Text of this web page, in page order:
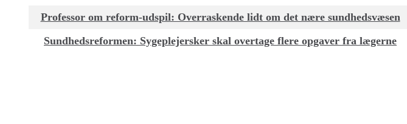
Professor om reform-udspil: Overraskende lidt om det nære sundhedsvæsen
Sundhedsreformen: Sygeplejersker skal overtage flere opgaver fra lægerne